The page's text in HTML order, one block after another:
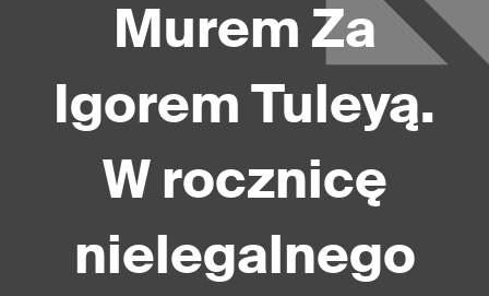
Murem Za
Igorem Tuleyą.
W rocznicę
nielegalnego